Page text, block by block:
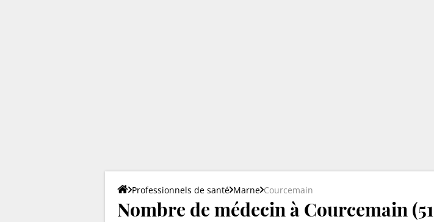
Professionnels de santé Marne Courcemain
Nombre de médecin à Courcemain